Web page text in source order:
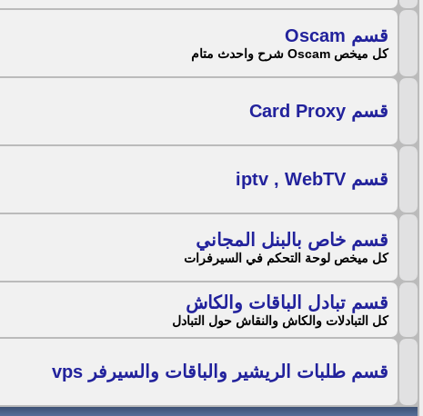
قسم Oscam
كل ميخص Oscam شرح واحدث متام
قسم Card Proxy
قسم iptv , WebTV
قسم خاص بالبنل المجاني
كل ميخص لوحة التحكم في السيرفرات
قسم تبادل الباقات والكاش
كل التبادلات والكاش والنقاش حول التبادل
قسم طلبات الريشير والباقات والسيرفر vps